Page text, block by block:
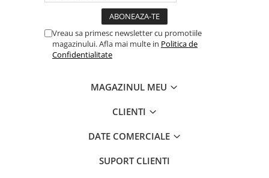
Vreau sa primesc newsletter cu promotiile
magazinului. Afla mai multe in Politica de
Confidentialitate
MAGAZINUL MEU
CLIENTI
DATE COMERCIALE
SUPORT CLIENTI